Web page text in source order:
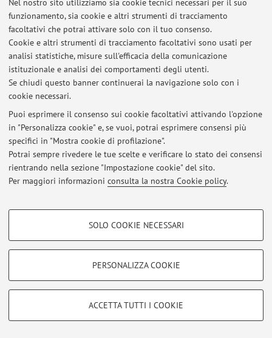
Nel nostro sito utilizziamo sia cookie tecnici necessari per il suo
funzionamento, sia cookie e altri strumenti di tracciamento
facoltativi che potrai attivare solo con il tuo consenso.
Cookie e altri strumenti di tracciamento facoltativi sono usati per
analisi statistiche, misure sull'efficacia della comunicazione
istituzionale e analisi dei comportamenti degli utenti.
Se chiudi questo banner continuerai la navigazione solo con i
cookie necessari.
Puoi esprimere il consenso sui cookie facoltativi attivando l'opzione
in "Personalizza cookie" e, se vuoi, potrai esprimere consensi più
specifici in "Mostra cookie di profilazione".
Potrai sempre rivedere le tue scelte e verificare lo stato dei consensi
rientrando nella sezione "Impostazione cookie" del sito.
Per maggiori informazioni consulta la nostra Cookie policy.
COOKIE DI PROFILAZIONE - FACOLTATIVI
COOKIE TECNICI - NECESSARI
Si tratta di cookie tecnici utilizzati, a titolo esemplificativo, per il corretto
SOLO COOKIE NECESSARI
PERSONALIZZA COOKIE
ACCETTA TUTTI I COOKIE
A tutti gli studenti confermo che terrò le lezioni in
presenza da Mercoledì 4 Marzo 2026 dalle 9.00 alle
12.45 Il materiale per le lezioni è pubblicato su virtuale
Pubblicato il: 02 dicembre 2025
Area riservata
Accedi tramiteloginper gestire tutti i contenuti del sito.
© 2026 - ALMA MATER STUDIORUM - Università di Bologna - Via
Zamboni, 33 - 40126 Bologna - Partita IVA: 01131710376